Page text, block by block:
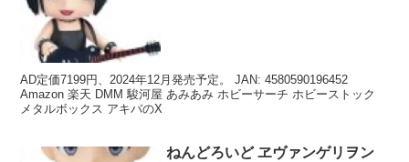
AD定価7199円、2024年12月発売予定。 JAN: 4580590196452
Amazon 楽天 DMM 駿河屋 あみあみ ホビーサーチ ホビーストック
メタルボックス アキバのX
ねんどろいど ヱヴァンゲリヲン